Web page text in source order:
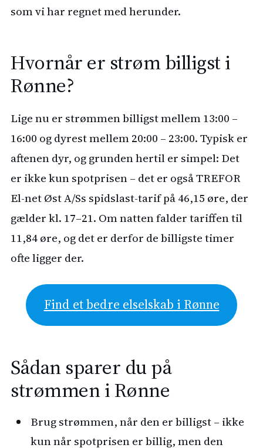
som vi har regnet med herunder.
Hvornår er strøm billigst i
Rønne?
Lige nu er strømmen billigst mellem 13:00 –
16:00 og dyrest mellem 20:00 – 23:00. Typisk er
aftenen dyr, og grunden hertil er simpel: Det
er ikke kun spotprisen – det er også TREFOR
El-net Øst A/Ss spidslast-tarif på 46,15 øre, der
gælder kl. 17–21. Om natten falder tariffen til
11,84 øre, og det er derfor de billigste timer
ofte ligger der.
Find et bedre elselskab i Rønne
Sådan sparer du på
strømmen i Rønne
Brug strømmen, når den er billigst – ikke
kun når spotprisen er billig, men den